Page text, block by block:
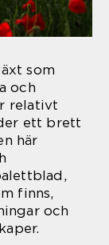
som
och
relativt
ett brett
här
finns,
och